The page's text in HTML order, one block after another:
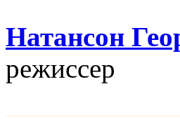
Натансон
режисcер